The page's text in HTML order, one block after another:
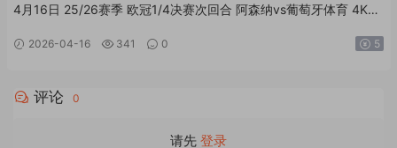
4月16日 25/26赛季 欧冠1/4决赛次回合 阿森纳vs葡萄牙体育 4K双
2026-04-16 341 0 5
评论 0
请先 登录